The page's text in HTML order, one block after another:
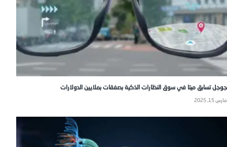
جوجل تسابق ميتا في سوق النظارات الذكية بصفقات بملايين الدولارات
مارس 15, 2025